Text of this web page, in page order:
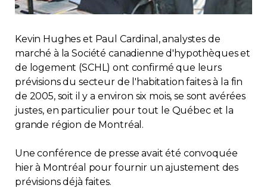
Copropriété
Environnement
Rabais APQ
App APQ
FAQ
Kevin Hughes et Paul Cardinal, analystes de
marché à la Société canadienne d'hypothèques et
de logement (SCHL) ont confirmé que leurs
prévisions du secteur de l'habitation faites à la fin
de 2005, soit il y a environ six mois, se sont avérées
justes, en particulier pour tout le Québec et la
grande région de Montréal.
Une conférence de presse avait été convoquée
hier à Montréal pour fournir un ajustement des
prévisions déjà faites.